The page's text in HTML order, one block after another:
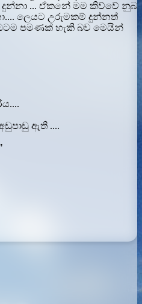
... ඒකනේ මම කිව්වේ නුබ
ලෙයට උරුමකම් දුන්නත්
පමණක් හැකි බව මෙයින්
ඇති ....